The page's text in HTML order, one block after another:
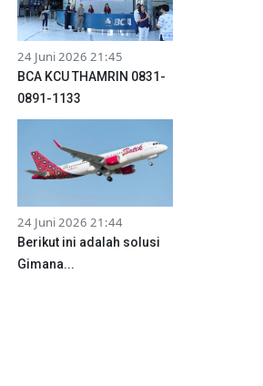
24 Juni 2026 21:45
BCA KCU THAMRIN 0831-
0891-1133
24 Juni 2026 21:44
Berikut ini adalah solusi
Gimana...